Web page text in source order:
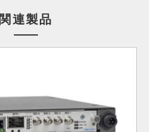
関連製品